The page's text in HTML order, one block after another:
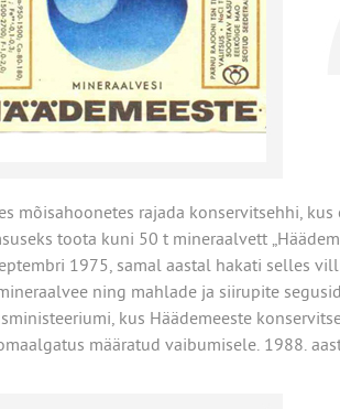
mõisahoonetes rajada konservitsehhi,
toota kuni 50 t mineraalvett
1975, samal aastal hakati selles
ning mahlade ja siirupite
kus Häädemeeste
määratud vaibumisele. 1988.